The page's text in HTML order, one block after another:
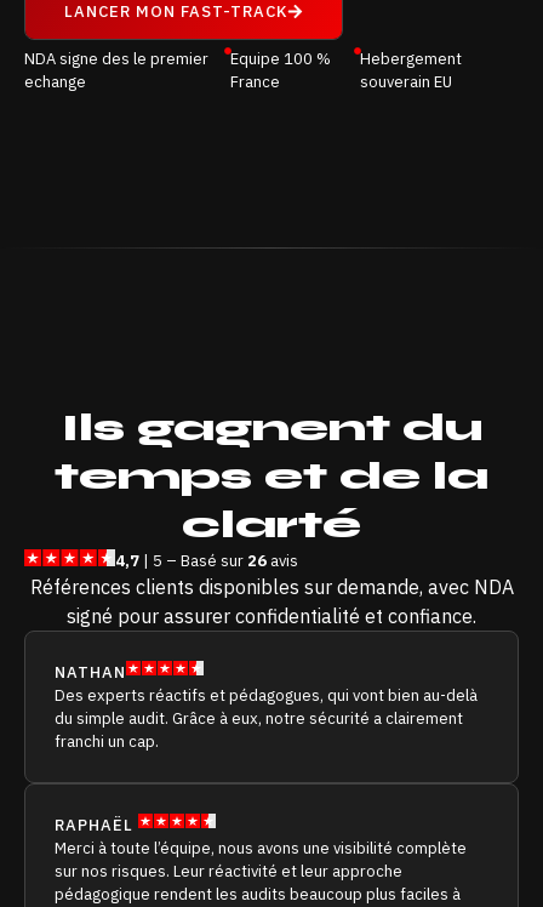
LANCER MON FAST-TRACK
NDA signe des le premier
echange
Equipe 100 %
France
Hebergement
souverain EU
Ils gagnent du
temps et de la
clarté
4,7| 5 – Basé sur 26avis
Références clients disponibles sur demande, avec NDA
signé pour assurer confidentialité et confiance.
NATHAN
Des experts réactifs et pédagogues, qui vont bien au-delà
du simple audit. Grâce à eux, notre sécurité a clairement
franchi un cap.
RAPHAËL
Merci à toute l’équipe, nous avons une visibilité complète
sur nos risques. Leur réactivité et leur approche
pédagogique rendent les audits beaucoup plus faciles à